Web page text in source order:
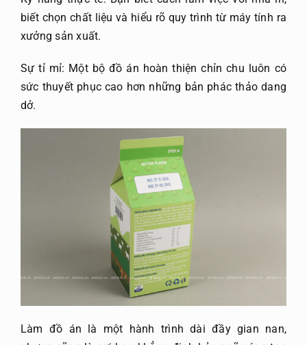
biết chọn chất liệu và hiểu rõ quy trình từ máy tính ra
xưởng sản xuất.
Sự tỉ mỉ: Một bộ đồ án hoàn thiện chỉn chu luôn có
sức thuyết phục cao hơn những bản phác thảo dang
dở.
Làm đồ án là một hành trình dài đầy gian nan,